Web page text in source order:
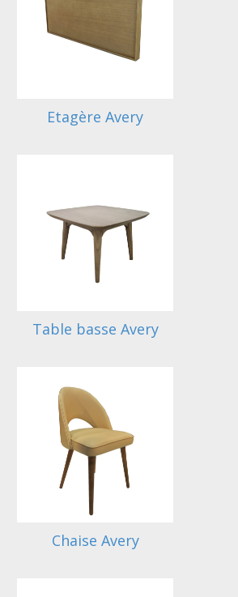
Etagère Avery
Table basse Avery
Chaise Avery